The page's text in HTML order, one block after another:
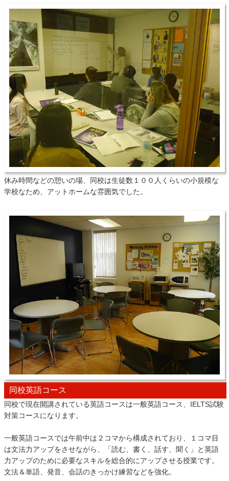
休み時間などの憩いの場、同校は生徒数１００人くらいの小規模な
学校なため、アットホームな雰囲気でした。
同校英語コース
同校で現在開講されている英語コースは一般英語コース、IELTS試験
対策コースになります。
一般英語コースでは午前中は２コマから構成されており、１コマ目
は文法力アップをさせながら、「読む、書く、話す、聞く」と英語
力アップのために必要なスキルを総合的にアップさせる授業です。
文法＆単語、発音、会話のきっかけ練習などを強化。